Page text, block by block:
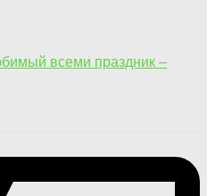
всеми праздник –